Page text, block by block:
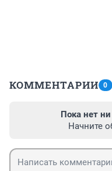
КОММЕНТАРИИ 0
Пока нет
Начните